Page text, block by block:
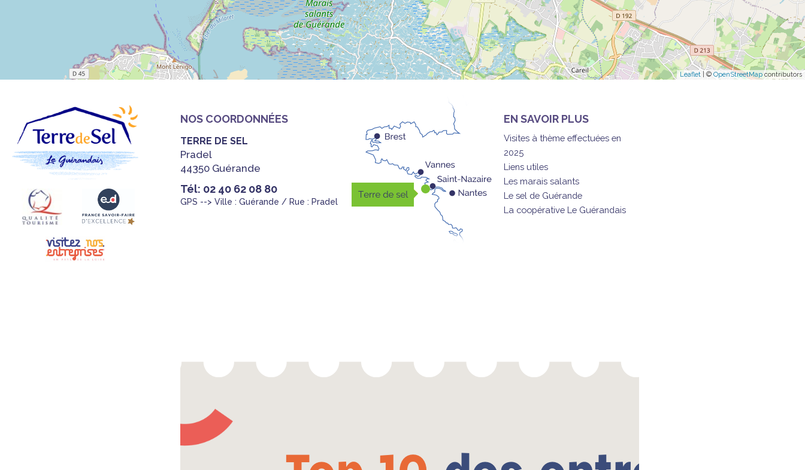
Leaflet | © OpenStreetMap contributors
NOS COORDONNÉES
TERRE DE SEL
Pradel
44350 Guérande
Tél: 02 40 62 08 80
GPS --> Ville : Guérande / Rue : Pradel
EN SAVOIR PLUS
Visites à thème effectuées en
2025
Liens utiles
Les marais salants
Le sel de Guérande
La coopérative Le Guérandais